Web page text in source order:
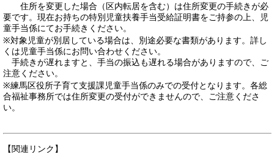
住所を変更した場合（区内転居を含む）は住所変更の手続きが必
要です。現在お持ちの特別児童扶養手当受給証明書をご持参の上、児
童手当係にてお手続きください。
※対象児童が別居している場合は、別途必要な書類があります。詳し
くは児童手当係にお問い合わせください。
手続きが遅れますと、手当の振込も遅れる場合がありますので、ご
注意ください。
※練馬区役所子育て支援課児童手当係のみでの受付となります。各総
合福祉事務所では住所変更の受付ができませんので、ご注意くださ
い。
【関連リンク】